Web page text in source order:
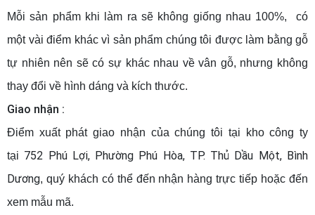
Mỗi sản phẩm khi làm ra sẽ không giống nhau 100%, có
một vài điểm khác vì sản phẩm chúng tôi được làm bằng gỗ
tự nhiên nên sẽ có sự khác nhau về vân gỗ, nhưng không
thay đổi về hình dáng và kích thước.
Giao nhận :
Điểm xuất phát giao nhận của chúng tôi tại kho công ty
tại 752 Phú Lợi, Phường Phú Hòa, TP. Thủ Dầu Một, Bình
Dương, quý khách có thể đến nhận hàng trực tiếp hoặc đến
xem mẫu mã.